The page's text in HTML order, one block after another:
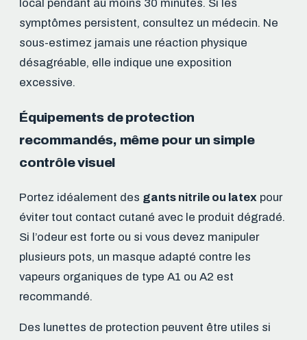
local pendant au moins 30 minutes. Si les
symptômes persistent, consultez un médecin. Ne
sous-estimez jamais une réaction physique
désagréable, elle indique une exposition
excessive.
Équipements de protection
recommandés, même pour un simple
contrôle visuel
Portez idéalement des gants nitrile ou latex pour
éviter tout contact cutané avec le produit dégradé.
Si l’odeur est forte ou si vous devez manipuler
plusieurs pots, un masque adapté contre les
vapeurs organiques de type A1 ou A2 est
recommandé.
Des lunettes de protection peuvent être utiles si